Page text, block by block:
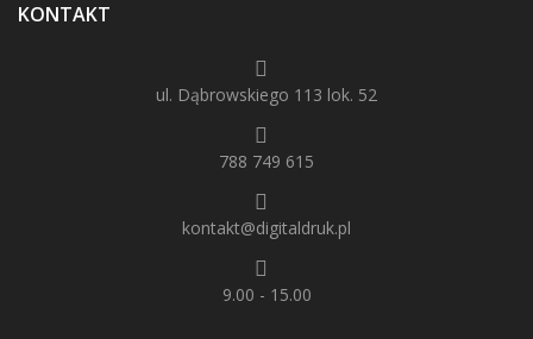
KONTAKT
ul. Dąbrowskiego 113 lok. 52
788 749 615
kontakt@digitaldruk.pl
9.00 - 15.00